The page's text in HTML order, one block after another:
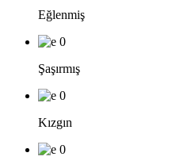
Eğlenmiş
0
Şaşırmış
0
Kızgın
0